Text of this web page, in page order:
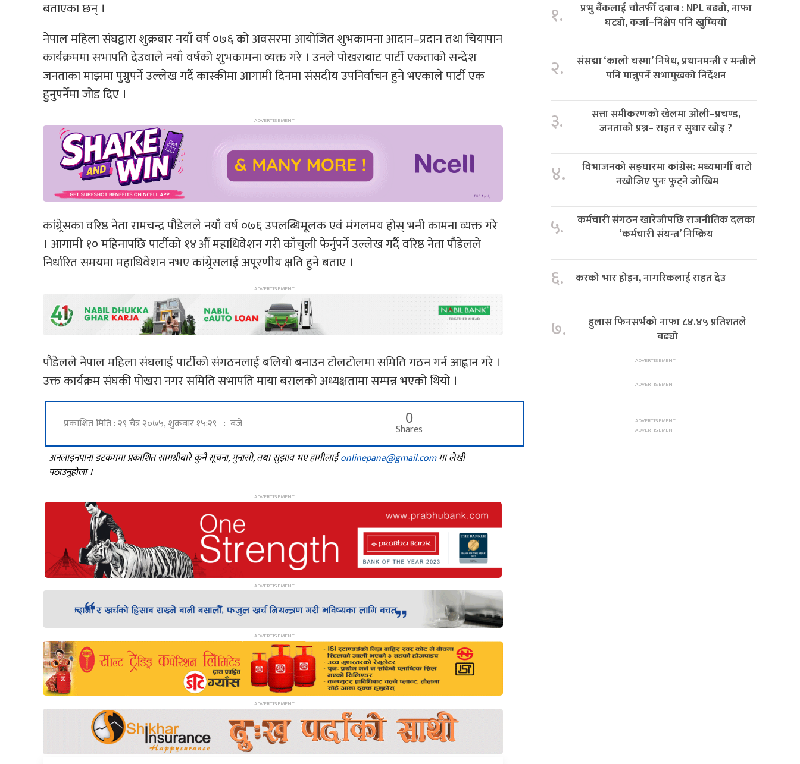
बताएका छन् ।
नेपाल महिला संघद्वारा शुक्रबार नयाँ वर्ष ०७६ को अवसरमा आयोजित शुभकामना आदान–प्रदान तथा चियापान
कार्यक्रममा सभापति देउवाले नयाँ वर्षको शुभकामना व्यक्त गरे । उनले पोखराबाट पार्टी एकताको सन्देश
जनताका माझमा पुग्नुपर्ने उल्लेख गर्दै कास्कीमा आगामी दिनमा संसदीय उपनिर्वाचन हुने भएकाले पार्टी एक
हुनुपर्नेमा जोड दिए ।
कांग्र्रेसका वरिष्ठ नेता रामचन्द्र पौडेलले नयाँ वर्ष ०७६ उपलब्धिमूलक एवं मंगलमय होस् भनी कामना व्यक्त गरे
। आगामी १० महिनापछि पार्टीको १४औँ महाधिवेशन गरी काँचुली फेर्नुपर्ने उल्लेख गर्दै वरिष्ठ नेता पौडेलले
निर्धारित समयमा महाधिवेशन नभए कांग्र्रेसलाई अपूरणीय क्षति हुने बताए ।
पौडेलले नेपाल महिला संघलाई पार्टीको संगठनलाई बलियो बनाउन टोलटोलमा समिति गठन गर्न आह्वान गरे ।
उक्त कार्यक्रम संघकी पोखरा नगर समिति सभापति माया बरालको अध्यक्षतामा सम्पन्न भएको थियो ।
प्रकाशित मिति : २९ चैत्र २०७५, शुक्रबार १५:२९ : बजे 0
Shares
अनलाइनपाना डटकममा प्रकाशित सामग्रीबारे कुनै सूचना, गुनासो, तथा सुझाव भए हामीलाईonlinepana@gmail.comमा लेखी
पठाउनुहोला ।
१.
प्रभु बैंकलाई चौतर्फी दबाब : NPL बढ्यो, नाफा
घट्यो, कर्जा–निक्षेप पनि खुम्चियो
२.
संसद्मा ‘कालो चस्मा’ निषेध, प्रधानमन्त्री र मन्त्रीले
पनि मान्नुपर्ने सभामुखको निर्देशन
३.
सत्ता समीकरणको खेलमा ओली–प्रचण्ड,
जनताको प्रश्न– राहत र सुधार खोइ ?
४.
विभाजनको सङ्घारमा कांग्रेस: मध्यमार्गी बाटो
नखोजिए पुनः फुट्ने जोखिम
५.
कर्मचारी संगठन खारेजीपछि राजनीतिक दलका
‘कर्मचारी संयन्त्र’ निष्क्रिय
६. करको भार होइन, नागरिकलाई राहत देउ
७.
हुलास फिनसर्भको नाफा ८४.४५ प्रतिशतले
बढ्यो